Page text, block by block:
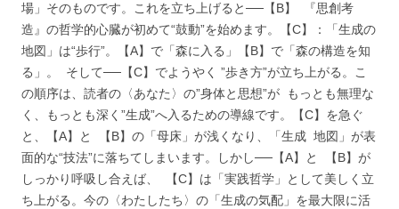
場」そのものです。これを立ち上げると──【B】 『思創考
造』の哲学的心臓が初めて“鼓動”を始めます。【C】：「生成の
地図」は“歩行”。【A】で「森に入る」【B】で「森の構造を知
る」。 そして──【C】でようやく ”歩き方”が立ち上がる。こ
の順序は、読者の〈あなた〉の”身体と思想”が もっとも無理な
く、もっとも深く”生成”へ入るための導線です。【C】を急ぐ
と、【A】と 【B】の「母床」が浅くなり、「生成 地図」が表
面的な“技法”に落ちてしまいます。しかし──【A】と 【B】が
しっかり呼吸し合えば、 【C】は「実践哲学」として美しく立
ち上がる。今の〈わたしたち〉の「生成の気配」を最大限に活